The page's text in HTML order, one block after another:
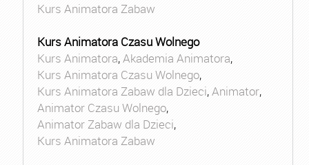
Kurs Animatora Zabaw
Kurs Animatora Czasu Wolnego
Kurs Animatora,Akademia Animatora,
Kurs Animatora Czasu Wolnego,
Kurs Animatora Zabaw dla Dzieci,Animator,
Animator Czasu Wolnego,
Animator Zabaw dla Dzieci,
Kurs Animatora Zabaw